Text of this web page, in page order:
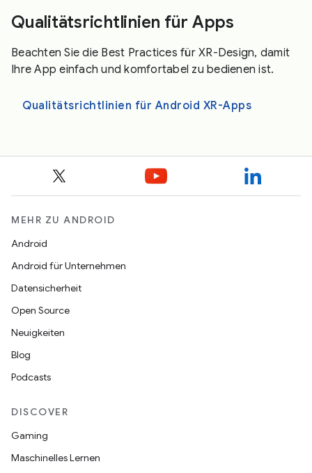
Qualitätsrichtlinien für Apps
Beachten Sie die Best Practices für XR-Design, damit
Ihre App einfach und komfortabel zu bedienen ist.
Qualitätsrichtlinien für Android XR-Apps
MEHR ZU ANDROID
Android
Android für Unternehmen
Datensicherheit
Open Source
Neuigkeiten
Blog
Podcasts
DISCOVER
Gaming
Maschinelles Lernen